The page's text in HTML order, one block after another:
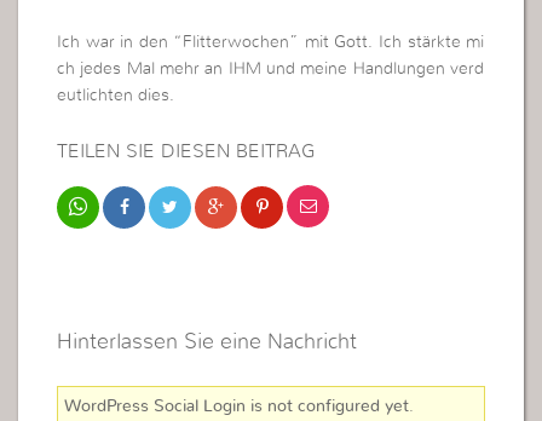
Ich war in den “Flitterwochen” mit Gott. Ich stärkte mi
ch jedes Mal mehr an IHM und meine Handlungen verd
eutlichten dies.
TEILEN SIE DIESEN BEITRAG
Hinterlassen Sie eine Nachricht
WordPress Social Login is not configured yet